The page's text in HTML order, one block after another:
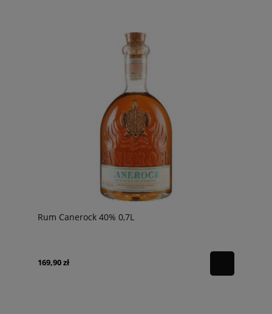
Rum Canerock 40% 0,7L
169,90 zł